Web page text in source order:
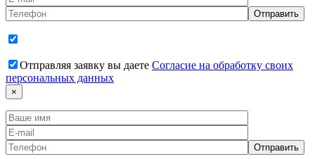
Отправляя заявку вы даете Согласие на обработку своих
персональных данных
×